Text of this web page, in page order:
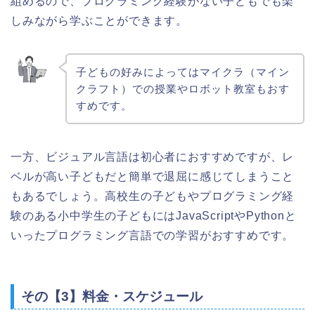
しみながら学ぶことができます。
子どもの好みによってはマイクラ（マイン
クラフト）での授業やロボット教室もおす
すめです。
一方、ビジュアル言語は初心者におすすめですが、レ
ベルが高い子どもだと簡単で退屈に感じてしまうこと
もあるでしょう。高校生の子どもやプログラミング経
験のある小中学生の子どもにはJavaScriptやPythonと
いったプログラミング言語での学習がおすすめです。
その【3】料金・スケジュール